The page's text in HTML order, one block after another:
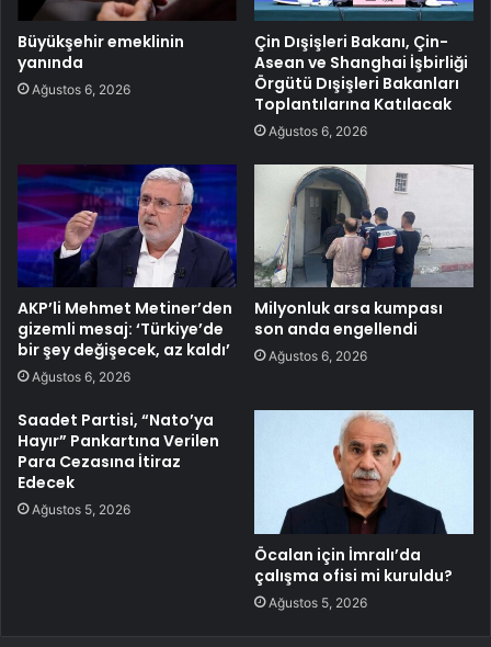
Büyükşehir emeklinin
yanında
Ağustos 6, 2026
Çin Dışişleri Bakanı, Çin-
Asean ve Shanghai İşbirliği
Örgütü Dışişleri Bakanları
Toplantılarına Katılacak
Ağustos 6, 2026
AKP’li Mehmet Metiner’den
gizemli mesaj: ‘Türkiye’de
bir şey değişecek, az kaldı’
Ağustos 6, 2026
Milyonluk arsa kumpası
son anda engellendi
Ağustos 6, 2026
Saadet Partisi, “Nato’ya
Hayır” Pankartına Verilen
Para Cezasına İtiraz
Edecek
Ağustos 5, 2026
Öcalan için İmralı’da
çalışma ofisi mi kuruldu?
Ağustos 5, 2026